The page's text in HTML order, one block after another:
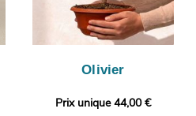
Olivier
Prix unique 44,00 €